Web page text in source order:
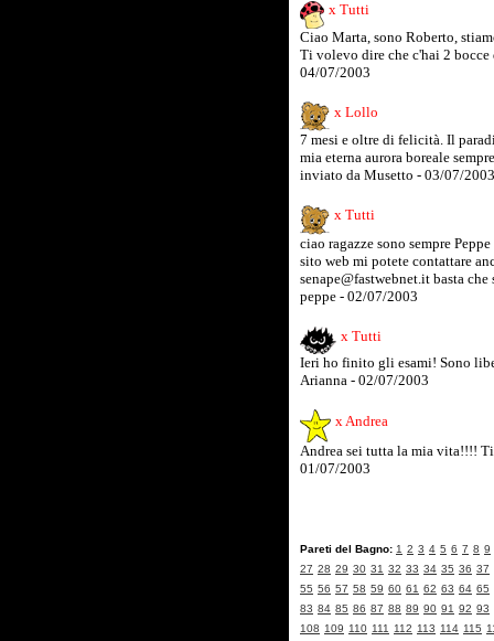
x Tutti
Ciao Marta, sono Roberto,
Ti volevo dire che c'hai 2
04/07/2003
x Lollo
7 mesi e oltre di felicità. Il
mia eterna aurora boreale
inviato da Musetto - 03/07/2003
x Tutti
ciao ragazze sono sempre
sito web mi potete contattare
senape@fastwebnet.it basta
peppe - 02/07/2003
x Tutti
Ieri ho finito gli esami! Sono
Arianna - 02/07/2003
x Andrea
Andrea sei tutta la mia vita!!!!
01/07/2003
Pareti del Bagno: 1 2 3 4 5 6 7 8 9
27 28 29 30 31 32 33 34 35 36 37
55 56 57 58 59 60 61 62 63 64 65
83 84 85 86 87 88 89 90 91 92 93
108 109 110 111 112 113 114 115